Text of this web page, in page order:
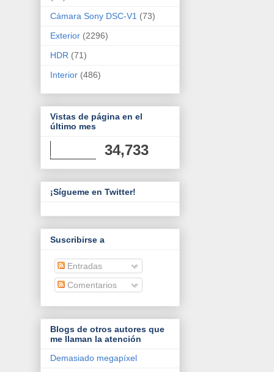
Cámara Sony DSC-V1 (73)
Exterior (2296)
HDR (71)
Interior (486)
Vistas de página en el
último mes
34,733
¡Sígueme en Twitter!
Suscribirse a
Entradas
Comentarios
Blogs de otros autores que
me llaman la atención
Demasiado megapíxel